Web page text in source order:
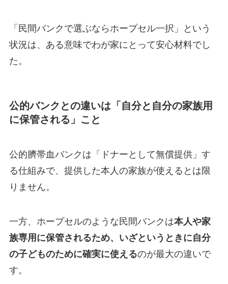
「民間バンクで選ぶならホープセル一択」という
状況は、ある意味でわが家にとって安心材料でし
た。
公的バンクとの違いは「自分と自分の家族用
に保管される」こと
公的臍帯血バンクは「ドナーとして無償提供」す
る仕組みで、提供した本人の家族が使えるとは限
りません。
一方、ホープセルのような民間バンクは本人や家
族専用に保管されるため、いざというときに自分
の子どものために確実に使えるのが最大の違いで
す。